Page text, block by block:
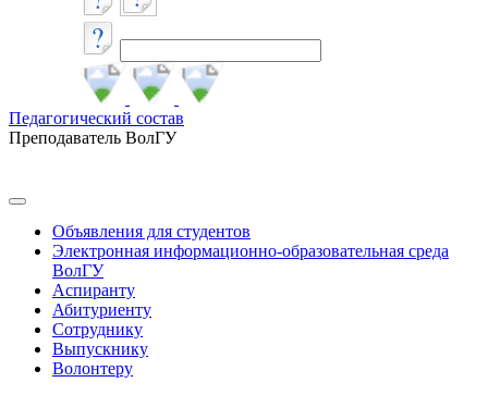
Педагогический состав
Преподаватель ВолГУ
Объявления для студентов
Электронная информационно-образовательная среда
ВолГУ
Аспиранту
Абитуриенту
Сотруднику
Выпускнику
Волонтеру